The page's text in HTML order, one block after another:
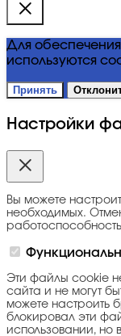
Для
используются
Принять
Настройки
Вы можете
необходимых.
Эти файлы cookie
сайта и не могут
можете настроить
блокировал эти
использовании, но